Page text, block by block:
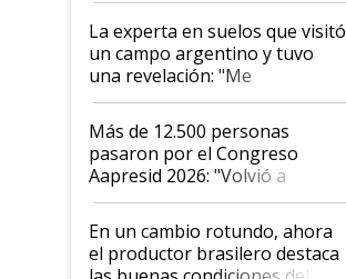
La experta en suelos que visitó
un campo argentino y tuvo
una revelación: "Me
impresionó mucho"
Más de 12.500 personas
pasaron por el Congreso
Aapresid 2026: "Volvió a
demostrar que hablar del
suelo es hablar de todo el
sistema productivo"
En un cambio rotundo, ahora
el productor brasilero destaca